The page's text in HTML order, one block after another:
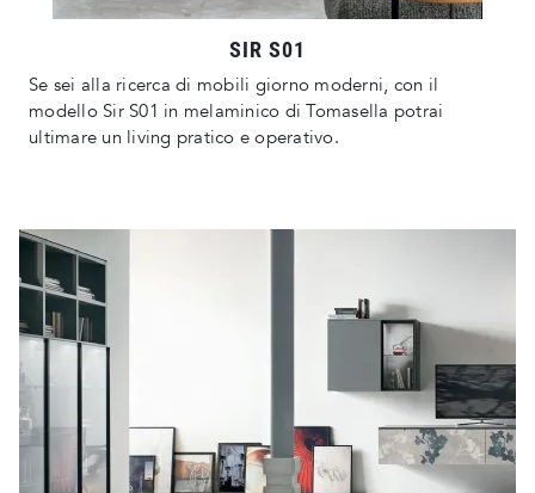
SIR S01
Se sei alla ricerca di mobili giorno moderni, con il
modello Sir S01 in melaminico di Tomasella potrai
ultimare un living pratico e operativo.